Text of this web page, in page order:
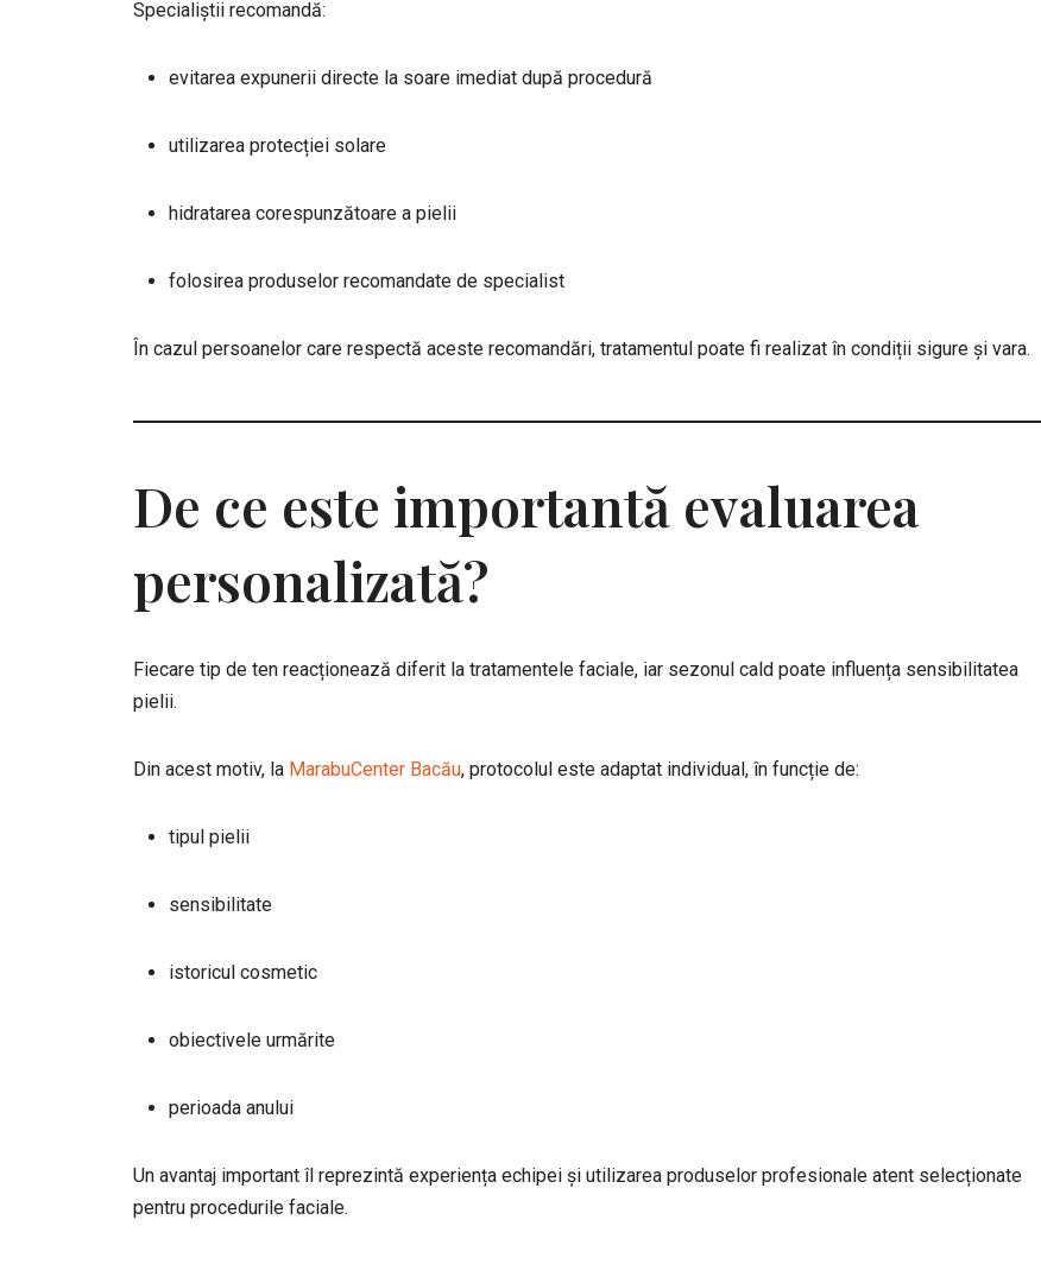
Specialiștii recomandă:
evitarea expunerii directe la soare imediat după procedură
utilizarea protecției solare
hidratarea corespunzătoare a pielii
folosirea produselor recomandate de specialist
În cazul persoanelor care respectă aceste recomandări, tratamentul poate fi realizat în condiții sigure și vara.
De ce este importantă evaluarea
personalizată?
Fiecare tip de ten reacționează diferit la tratamentele faciale, iar sezonul cald poate influența sensibilitatea
pielii.
Din acest motiv, la MarabuCenter Bacău, protocolul este adaptat individual, în funcție de:
tipul pielii
sensibilitate
istoricul cosmetic
obiectivele urmărite
perioada anului
Un avantaj important îl reprezintă experiența echipei și utilizarea produselor profesionale atent selecționate
pentru procedurile faciale.